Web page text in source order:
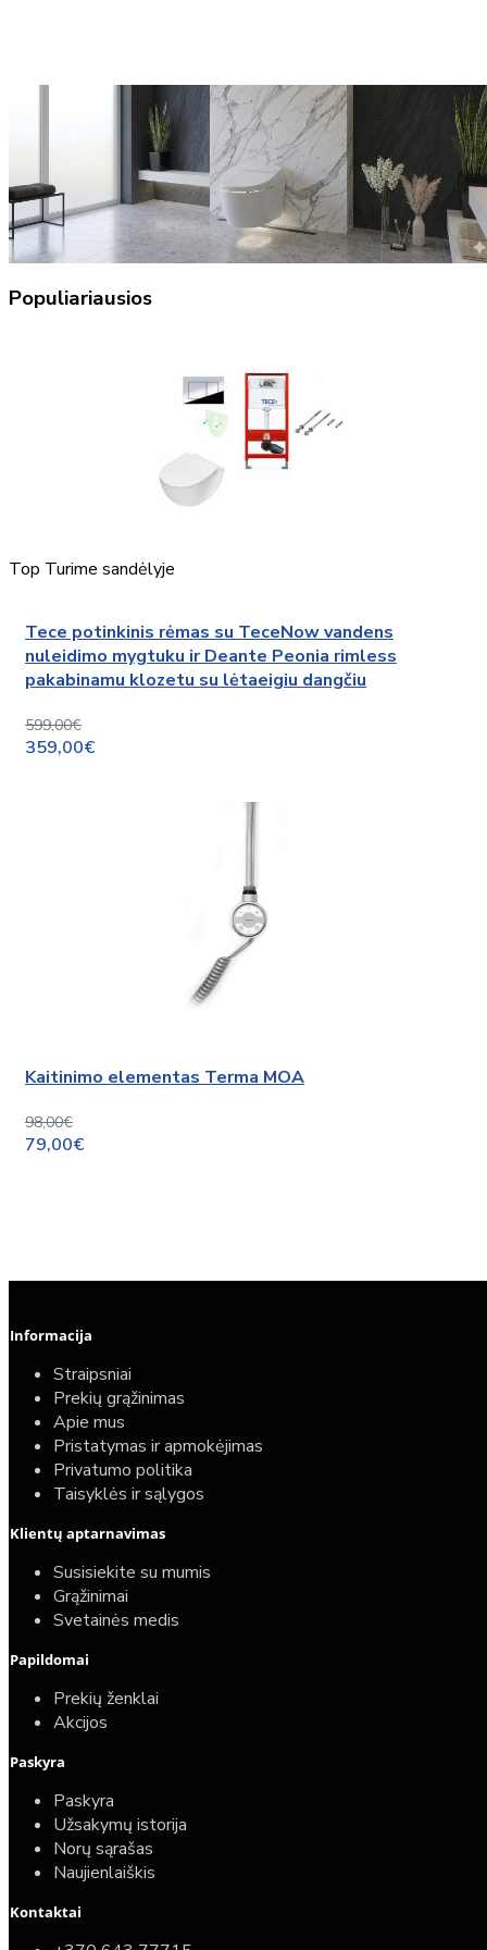
Populiariausios
Top Turime sandėlyje
Tece potinkinis rėmas su TeceNow vandens
nuleidimo mygtuku ir Deante Peonia rimless
pakabinamu klozetu su lėtaeigiu dangčiu
599,00€
359,00€
Kaitinimo elementas Terma MOA
98,00€
79,00€
Elektrinio gyvatuko paruošimo paslauga
40,00€
25,00€
Informacija
Straipsniai
Prekių grąžinimas
Apie mus
Pristatymas ir apmokėjimas
Privatumo politika
Taisyklės ir sąlygos
Klientų aptarnavimas
Susisiekite su mumis
Grąžinimai
Svetainės medis
Papildomai
Prekių ženklai
Akcijos
Paskyra
Paskyra
Užsakymų istorija
Norų sąrašas
Naujienlaiškis
Kontaktai